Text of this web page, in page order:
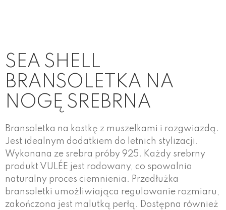
SEA SHELL
BRANSOLETKA NA
NOGĘ SREBRNA
Bransoletka na kostkę z muszelkami i rozgwiazdą.
Jest idealnym dodatkiem do letnich stylizacji.
Wykonana ze srebra próby 925. Każdy srebrny
produkt VULÉE jest rodowany, co spowalnia
naturalny proces ciemnienia. Przedłużka
bransoletki umożliwiająca regulowanie rozmiaru,
zakończona jest malutką perłą. Dostępna również